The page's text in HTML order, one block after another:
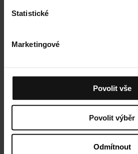
Statistické
Marketingové
Povolit vše
Povolit výběr
Odmítnout